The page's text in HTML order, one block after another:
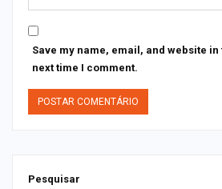
Save my name, email, and website
next time I comment.
Pesquisar